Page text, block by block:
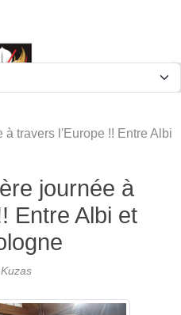
à travers l'Europe !! Entre Albi
journée à
Entre Albi et